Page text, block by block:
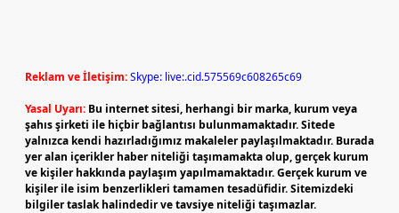
Reklam ve İletişim:Skype: live:.cid.575569c608265c69
Yasal Uyarı: Bu internet sitesi, herhangi bir marka, kurum veya
şahıs şirketi ile hiçbir bağlantısı bulunmamaktadır. Sitede
yalnızca kendi hazırladığımız makaleler paylaşılmaktadır. Burada
yer alan içerikler haber niteliği taşımamakta olup, gerçek kurum
ve kişiler hakkında paylaşım yapılmamaktadır. Gerçek kurum ve
kişiler ile isim benzerlikleri tamamen tesadüfidir. Sitemizdeki
bilgiler taslak halindedir ve tavsiye niteliği taşımazlar.